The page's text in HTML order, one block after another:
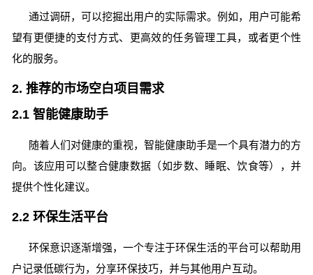
通过调研，可以挖掘出用户的实际需求。例如，用户可能希
望有更便捷的支付方式、更高效的任务管理工具，或者更个性
化的服务。
2. 推荐的市场空白项目需求
2.1 智能健康助手
随着人们对健康的重视，智能健康助手是一个具有潜力的方
向。该应用可以整合健康数据（如步数、睡眠、饮食等），并
提供个性化建议。
2.2 环保生活平台
环保意识逐渐增强，一个专注于环保生活的平台可以帮助用
户记录低碳行为，分享环保技巧，并与其他用户互动。